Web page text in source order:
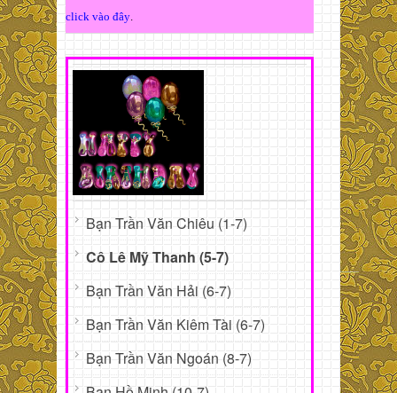
click vào đây
Bạn Trần Văn Chiêu (1-7)
Cô Lê Mỹ Thanh (5-7)
Bạn Trần Văn Hải (6-7)
Bạn Trần Văn Kiêm Tài (6-7)
Bạn Trần Văn Ngoán (8-7)